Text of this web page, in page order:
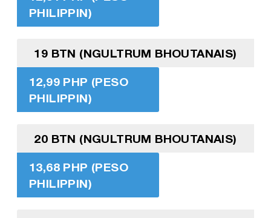
PHILIPPIN)
19 BTN (NGULTRUM BHOUTANAIS)
12,99 PHP (PESO
PHILIPPIN)
20 BTN (NGULTRUM BHOUTANAIS)
13,68 PHP (PESO
PHILIPPIN)